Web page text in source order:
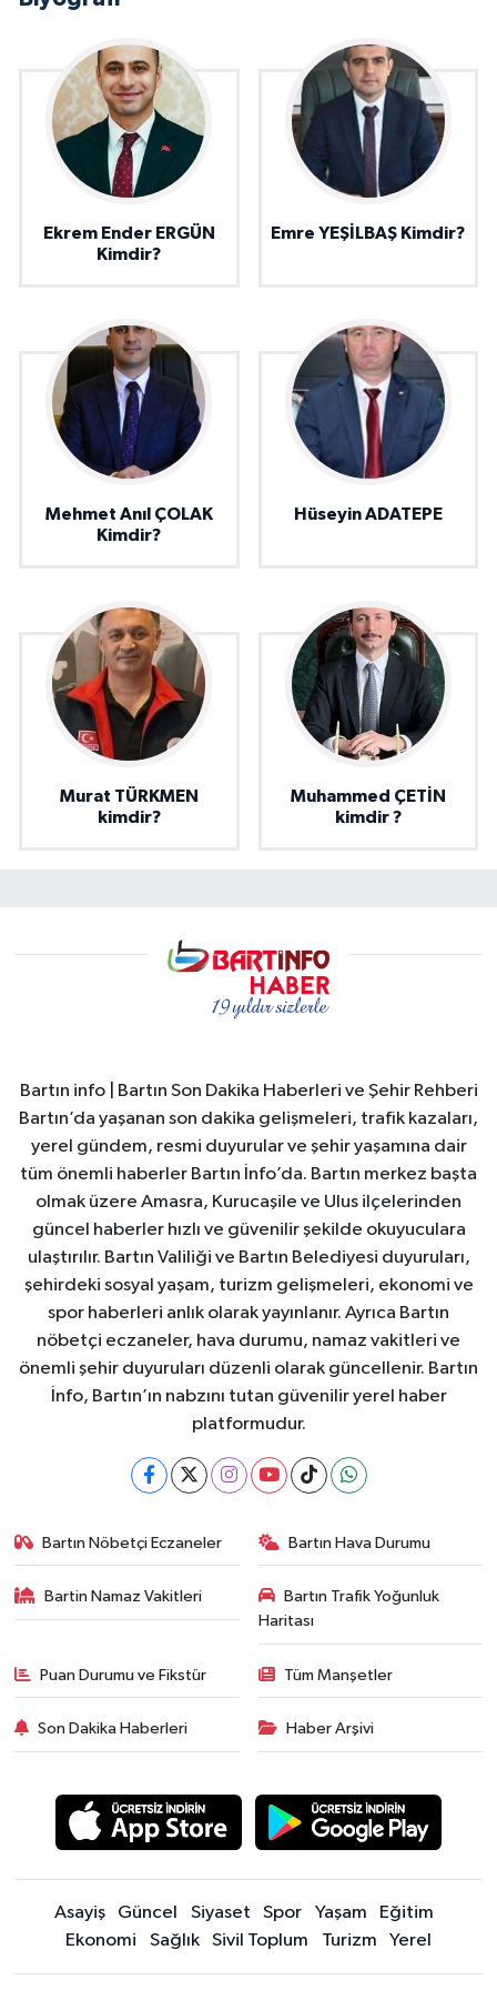
Ekrem Ender ERGÜN
Kimdir?
Emre YEŞİLBAŞ Kimdir?
Mehmet Anıl ÇOLAK
Kimdir?
Hüseyin ADATEPE
Murat TÜRKMEN
kimdir?
Muhammed ÇETİN
kimdir ?
Bartın info | Bartın Son Dakika Haberleri ve Şehir Rehberi
Bartın’da yaşanan son dakika gelişmeleri, trafik kazaları,
yerel gündem, resmi duyurular ve şehir yaşamına dair
tüm önemli haberler Bartın İnfo’da. Bartın merkez başta
olmak üzere Amasra, Kurucaşile ve Ulus ilçelerinden
güncel haberler hızlı ve güvenilir şekilde okuyuculara
ulaştırılır. Bartın Valiliği ve Bartın Belediyesi duyuruları,
şehirdeki sosyal yaşam, turizm gelişmeleri, ekonomi ve
spor haberleri anlık olarak yayınlanır. Ayrıca Bartın
nöbetçi eczaneler, hava durumu, namaz vakitleri ve
önemli şehir duyuruları düzenli olarak güncellenir. Bartın
İnfo, Bartın’ın nabzını tutan güvenilir yerel haber
platformudur.
Bartın Nöbetçi Eczaneler Bartın Hava Durumu
Bartin Namaz Vakitleri
Bartın Trafik Yoğunluk
Haritası
Puan Durumu ve Fikstür Tüm Manşetler
Son Dakika Haberleri Haber Arşivi
Asayiş Güncel Siyaset Spor Yaşam
Eğitim
Ekonomi
Sağlık Sivil Toplum Turizm Yerel